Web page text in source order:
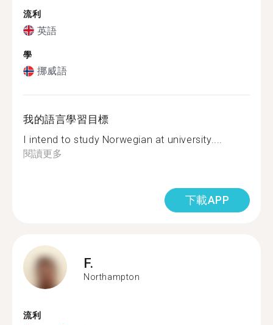
流利
英語
學
挪威語
我的語言學習目標
I intend to study Norwegian at university....
閱讀更多
下載APP
F.
Northampton
流利